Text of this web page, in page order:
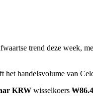
trend deze week,
het handelsvolume van
KRW wisselkoers